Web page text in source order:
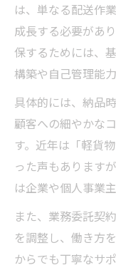
は、単なる配送作
成長する必要があ
保するためには、
構築や自己管理能
具体的には、納品
顧客への細やかな
す。近年は「軽貨
った声もあります
は企業や個人事業
また、業務委託契
を調整し、働き方
からでも丁寧なサ